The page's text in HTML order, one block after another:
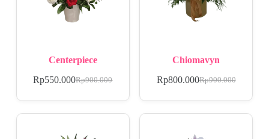
Centerpiece
Rp900.000
Rp550.000
Chiomavyn
Rp900.000
Rp800.000